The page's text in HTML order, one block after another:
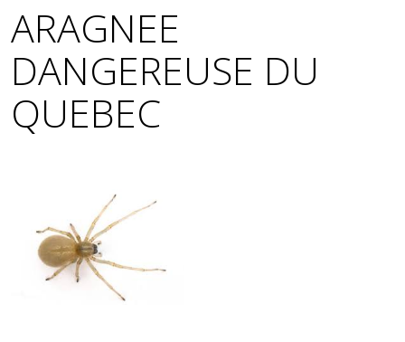
ARAGNEE
DANGEREUSE DU
QUEBEC